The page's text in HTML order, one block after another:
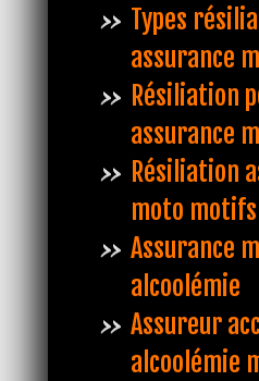
Types
assurance
Résiliation
assurance
Résiliation
moto motifs
Assurance
alcoolémie
Assureur
alcoolémie